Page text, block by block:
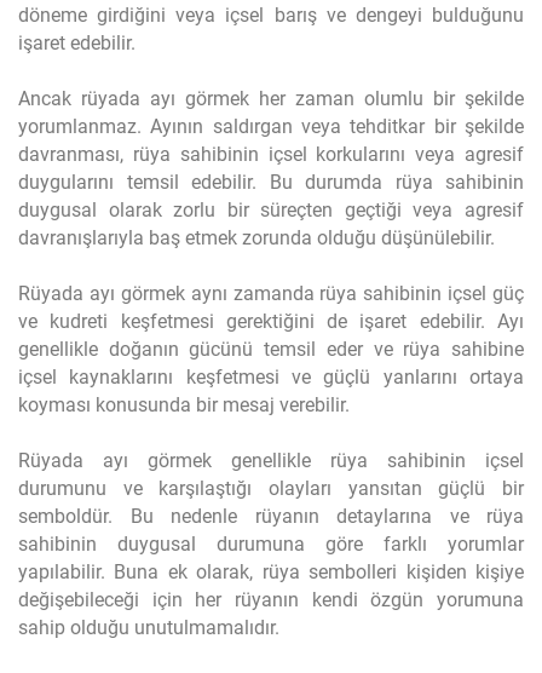
döneme girdiğini veya içsel barış ve dengeyi bulduğunu
işaret edebilir.
Ancak rüyada ayı görmek her zaman olumlu bir şekilde
yorumlanmaz. Ayının saldırgan veya tehditkar bir şekilde
davranması, rüya sahibinin içsel korkularını veya agresif
duygularını temsil edebilir. Bu durumda rüya sahibinin
duygusal olarak zorlu bir süreçten geçtiği veya agresif
davranışlarıyla baş etmek zorunda olduğu düşünülebilir.
Rüyada ayı görmek aynı zamanda rüya sahibinin içsel güç
ve kudreti keşfetmesi gerektiğini de işaret edebilir. Ayı
genellikle doğanın gücünü temsil eder ve rüya sahibine
içsel kaynaklarını keşfetmesi ve güçlü yanlarını ortaya
koyması konusunda bir mesaj verebilir.
Rüyada ayı görmek genellikle rüya sahibinin içsel
durumunu ve karşılaştığı olayları yansıtan güçlü bir
semboldür. Bu nedenle rüyanın detaylarına ve rüya
sahibinin duygusal durumuna göre farklı yorumlar
yapılabilir. Buna ek olarak, rüya sembolleri kişiden kişiye
değişebileceği için her rüyanın kendi özgün yorumuna
sahip olduğu unutulmamalıdır.